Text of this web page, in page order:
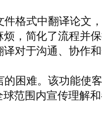
格式中翻译论文
，简化了流程并
对于沟通、协作和
困难。该功能使
范围内宣传理解